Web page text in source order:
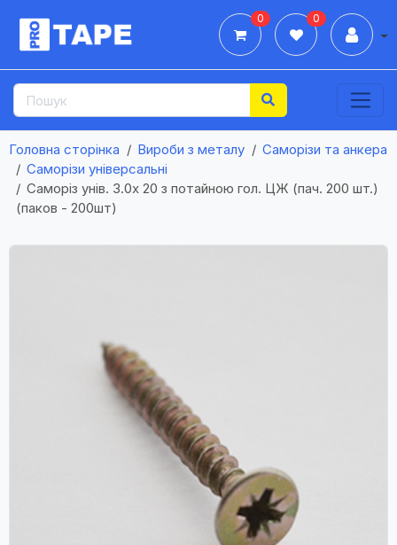
0 0
Головна сторінка Вироби з металу
Саморізи та анкера
Саморізи універсальні
Саморіз унів. 3.0х 20 з потайною гол. ЦЖ (пач. 200 шт.)
(паков - 200шт)